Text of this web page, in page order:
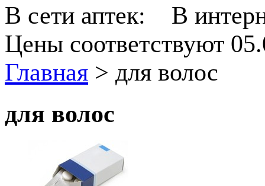
В сети аптек:
В
Цены соответствуют
Главная > для волос
для волос